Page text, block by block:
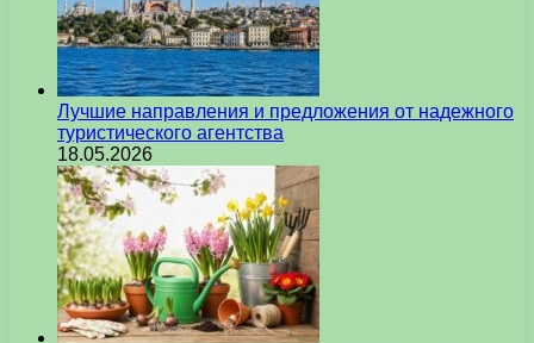
Лучшие направления и предложения от надежного
туристического агентства
18.05.2026